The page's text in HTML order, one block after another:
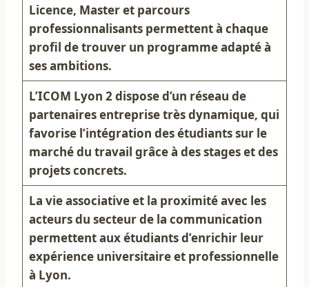
Licence, Master et parcours
professionnalisants permettent à chaque
profil de trouver un programme adapté à
ses ambitions.
L’ICOM Lyon 2 dispose d’un réseau de
partenaires entreprise très dynamique, qui
favorise l’intégration des étudiants sur le
marché du travail grâce à des stages et des
projets concrets.
La vie associative et la proximité avec les
acteurs du secteur de la communication
permettent aux étudiants d’enrichir leur
expérience universitaire et professionnelle
à Lyon.